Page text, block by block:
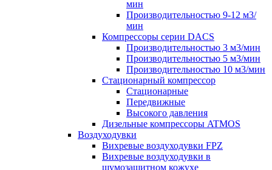
мин
Производительностью 9-12 м3/
мин
Компрессоры серии DACS
Производительностью 3 м3/мин
Производительностью 5 м3/мин
Производительностью 10 м3/мин
Стационарный компрессор
Стационарные
Передвижные
Высокого давления
Дизельные компрессоры ATMOS
Воздуходувки
Вихревые воздуходувки FPZ
Вихревые воздуходувки в
шумозащитном кожухе